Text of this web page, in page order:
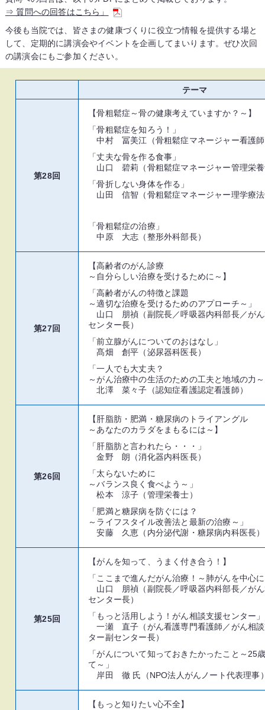
⇒ 質問への回答はこちら」
今後も当院では、皆さまの健康づくりに役立つ情報を提供する場と
して、定期的に講演会やイベントを企画してまいります。ぜひ次回
の講演会にもご参加ください。
テーマ
第28回
【骨粗鬆症～骨の健康考えていますか？～】
「骨粗鬆症を知ろう！」
中村 冨美江（骨粗鬆症マネージャー看護
「丈夫な骨を作る食事」
山口 碧莉（骨粗鬆症マネージャー管理栄
「骨折しない身体を作る」
山田 信智（骨粗鬆症マネージャー理学療
「骨粗鬆症の治療」
中原 大志（整形外科部長）
第27回
【高齢者のがん診療
～自分らしい治療を受けるために～】
「高齢者がんの特徴と課題
～適切な治療を受けるためのアプローチ～」
山口 朋禎（副院長／呼吸器内科部長／が
センター長）
「前立腺がんについてのおはなし」
髙畑 創平（泌尿器科医長）
「一人でも大丈夫？
～がん治療中の生活のための工夫と地域の力
北澤 菜々子（認知症看護認定看護師）
第26回
【肝脂肪・肥満・糖尿病のトライアングル
～あなたのカラダをまもるには～】
「肝脂肪と言われたら・・・」
金野 朗（消化器内科医長）
「太らないために
～バランス良く食べよう～」
松本 涼子（管理栄養士）
「肥満と糖尿病を防ぐには？
～ライフスタイル改善法と最新の治療～」
安藤 久恵（内分泌代謝・糖尿病内科医長）
第25回
【がんを知って、うまく付き合う！】
「ここまで進んだがん治療！～肺がんを中心
山口 朋禎（副院長／呼吸器内科部長／が
センター長）
「もっと活用しよう！がん相談支援センター」
一瀬 直子（がん看護専門看護師／がん相
ター副センター長）
「がんについて知っておきたかったこと～25
て～」
岸田 徹 氏（NPO法人がんノート代表理事
【もっと知りたい心不全】